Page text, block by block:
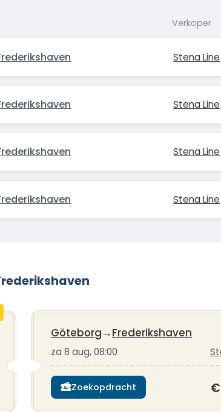
Verkoper
Stena Line
Stena Line
Stena Line
Stena Line
Göteborg→Frederikshaven
za 8 aug, 08:00
Zoekopdracht €